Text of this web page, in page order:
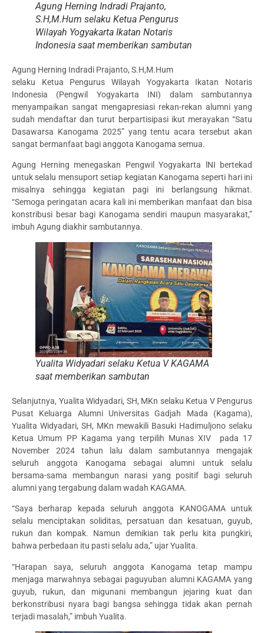
Agung Herning Indradi Prajanto,
S.H,M.Hum selaku Ketua Pengurus
Wilayah Yogyakarta Ikatan Notaris
Indonesia saat memberikan sambutan
Agung Herning Indradi Prajanto, S.H,M.Hum
selaku Ketua Pengurus Wilayah Yogyakarta Ikatan Notaris
Indonesia (Pengwil Yogyakarta INI) dalam sambutannya
menyampaikan sangat mengapresiasi rekan-rekan alumni yang
sudah mendaftar dan turut berpartisipasi ikut merayakan “Satu
Dasawarsa Kanogama 2025” yang tentu acara tersebut akan
sangat bermanfaat bagi anggota Kanogama semua.
Agung Herning menegaskan Pengwil Yogyakarta lNI bertekad
untuk selalu mensuport setiap kegiatan Kanogama seperti hari ini
misalnya sehingga kegiatan pagi ini berlangsung hikmat.
“Semoga peringatan acara kali ini memberikan manfaat dan bisa
konstribusi besar bagi Kanogama sendiri maupun masyarakat,”
imbuh Agung diakhir sambutannya.
Yualita Widyadari selaku Ketua V KAGAMA
saat memberikan sambutan
Selanjutnya, Yualita Widyadari, SH, MKn selaku Ketua V Pengurus
Pusat Keluarga Alumni Universitas Gadjah Mada (Kagama),
Yualita Widyadari, SH, MKn mewakili Basuki Hadimuljono selaku
Ketua Umum PP Kagama yang terpilih Munas XIV pada 17
November 2024 tahun lalu dalam sambutannya mengajak
seluruh anggota Kanogama sebagai alumni untuk selalu
bersama-sama membangun narasi yang positif bagi seluruh
alumni yang tergabung dalam wadah KAGAMA.
“Saya berharap kepada seluruh anggota KANOGAMA untuk
selalu menciptakan soliditas, persatuan dan kesatuan, guyub,
rukun dan kompak. Namun demikian tak perlu kita pungkiri,
bahwa perbedaan itu pasti selalu ada,” ujar Yualita.
“Harapan saya, seluruh anggota Kanogama tetap mampu
menjaga marwahnya sebagai paguyuban alumni KAGAMA yang
guyub, rukun, dan migunani membangun jejaring kuat dan
berkonstribusi nyara bagi bangsa sehingga tidak akan pernah
terjadi masalah,” imbuh Yualita.